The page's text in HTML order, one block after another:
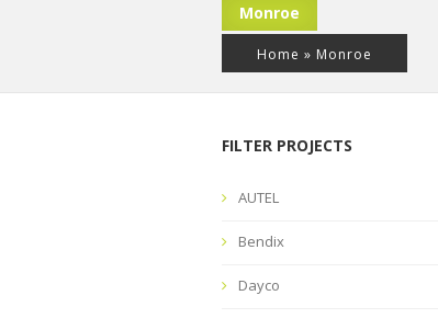
Monroe
Home » Monroe
FILTER PROJECTS
AUTEL
Bendix
Dayco